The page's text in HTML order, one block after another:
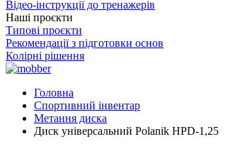
Відео-інструкції до тренажерів
Наші проєкти
Типові проєкти
Рекомендації з підготовки основ
Колірні рішення
Головна
Спортивний інвентар
Метання диска
Диск універсальний Polanik HPD-1,25